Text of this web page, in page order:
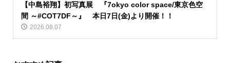
【中島裕翔】初写真展 『7okyo color space/東京色空
間 ～#COT7DF～』 本日7日(金)より開催！！
2026.08.07